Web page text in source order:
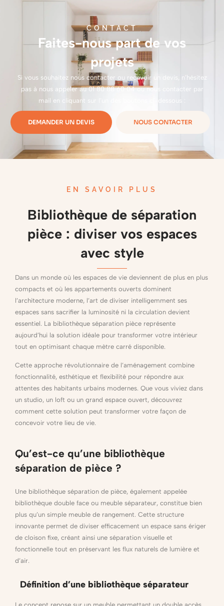
CONTACT
Faites-nous part de vos
projets
Si vous souhaitez nous contacter ou recevoir un devis, n’hésitez
pas à nous appeler au 01 80 88 60 04 ou nous contacter par
mail en cliquant sur l’un des boutons ci-dessous :
DEMANDER UN DEVIS NOUS CONTACTER
EN SAVOIR PLUS
Bibliothèque de séparation
pièce : diviser vos espaces
avec style
Dans un monde où les espaces de vie deviennent de plus en plus
compacts et où les appartements ouverts dominent
l’architecture moderne, l’art de diviser intelligemment ses
espaces sans sacrifier la luminosité ni la circulation devient
essentiel. La bibliothèque séparation pièce représente
aujourd’hui la solution idéale pour transformer votre intérieur
tout en optimisant chaque mètre carré disponible.
Cette approche révolutionnaire de l’aménagement combine
fonctionnalité, esthétique et flexibilité pour répondre aux
attentes des habitants urbains modernes. Que vous viviez dans
un studio, un loft ou un grand espace ouvert, découvrez
comment cette solution peut transformer votre façon de
concevoir votre lieu de vie.
Qu’est-ce qu’une bibliothèque
séparation de pièce ?
Une bibliothèque séparation de pièce, également appelée
bibliothèque double face ou meuble séparateur, constitue bien
plus qu’un simple meuble de rangement. Cette structure
innovante permet de diviser efficacement un espace sans ériger
de cloison fixe, créant ainsi une séparation visuelle et
fonctionnelle tout en préservant les flux naturels de lumière et
d’air.
Définition d’une bibliothèque séparateur